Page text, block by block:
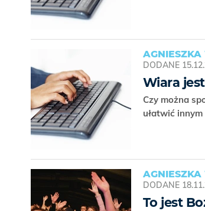
DODANE
Wiara
Czy można
ułatwić innym
DODANE
To jest